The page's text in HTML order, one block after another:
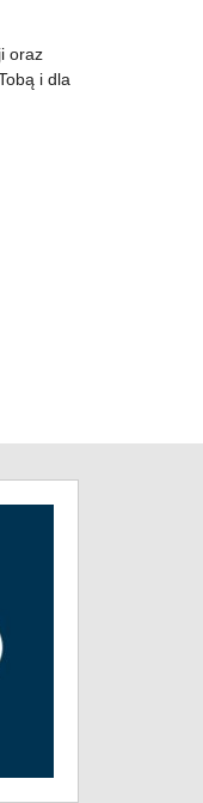
oraz
i dla